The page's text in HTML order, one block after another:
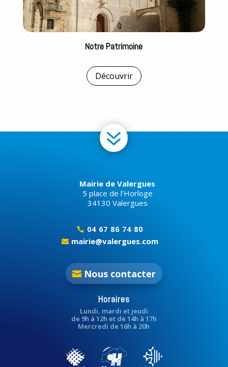
Notre Patrimoine
Découvrir
7
Mairie de Valergues
5 place de l’Horloge
34130 Valergues
 04 67 86 74 80
 mairie@valergues.com
Nous contacter
Horaires
Lundi, mardi et jeudi
de 9h à 12h et de 14h à 17h
Mercredi de 16h à 20h